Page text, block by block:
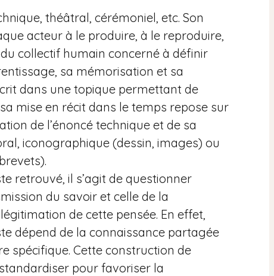
théâtral, cérémoniel, etc. Son
acteur à le produire, à le reproduire,
collectif humain concerné à définir
sa mémorisation et sa
dans une topique permettant de
mise en récit dans le temps repose sur
de l’énoncé technique et de sa
iconographique (dessin, images) ou
retrouvé, il s’agit de questionner
du savoir et celle de la
de cette pensée. En effet,
dépend de la connaissance partagée
spécifique. Cette construction de
pour favoriser la